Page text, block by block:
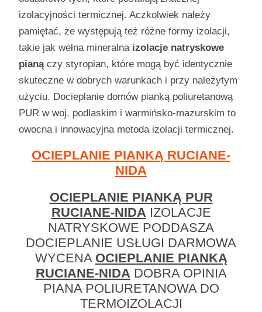
izolacyjności termicznej. Aczkolwiek należy
pamiętać, że występują też różne formy izolacji,
takie jak wełna mineralna izolacje natryskowe
pianączy styropian, które mogą być identycznie
skuteczne w dobrych warunkach i przy należytym
użyciu. Docieplanie domów pianką poliuretanową
PUR w woj. podlaskim i warmińsko-mazurskim to
owocna i innowacyjna metoda izolacji termicznej.
OCIEPLANIE PIANKĄ RUCIANE-
NIDA
OCIEPLANIE PIANKĄ PUR
RUCIANE-NIDAIZOLACJE
NATRYSKOWE PODDASZA
DOCIEPLANIE USŁUGI DARMOWA
WYCENA OCIEPLANIE PIANKĄ
RUCIANE-NIDADOBRA OPINIA
PIANA POLIURETANOWA DO
TERMOIZOLACJI